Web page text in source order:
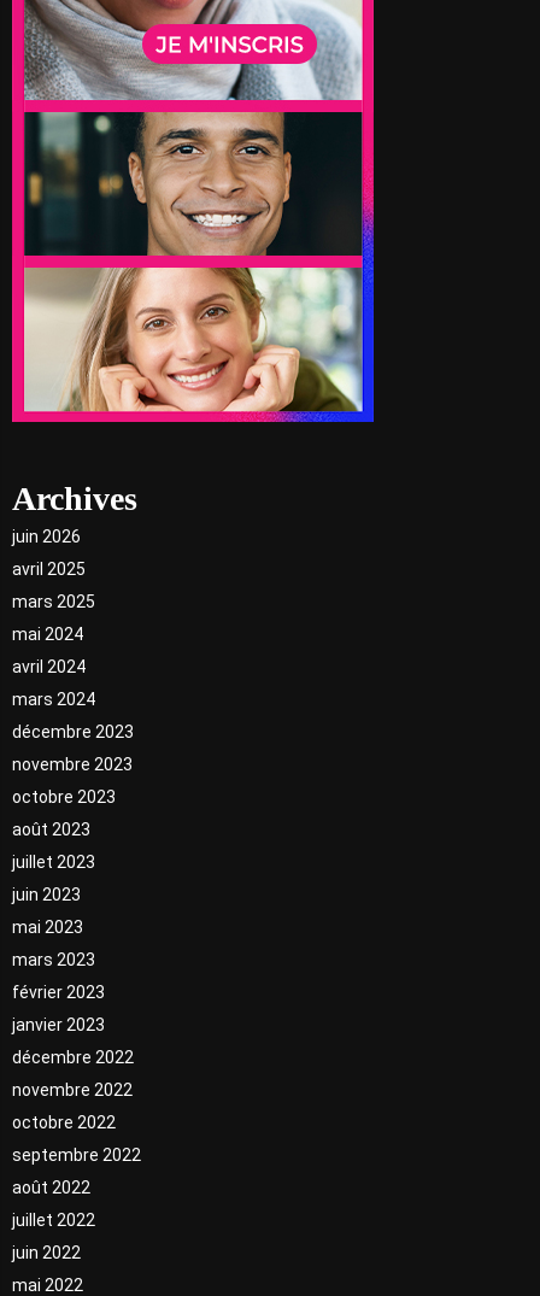
Archives
juin 2026
avril 2025
mars 2025
mai 2024
avril 2024
mars 2024
décembre 2023
novembre 2023
octobre 2023
août 2023
juillet 2023
juin 2023
mai 2023
mars 2023
février 2023
janvier 2023
décembre 2022
novembre 2022
octobre 2022
septembre 2022
août 2022
juillet 2022
juin 2022
mai 2022